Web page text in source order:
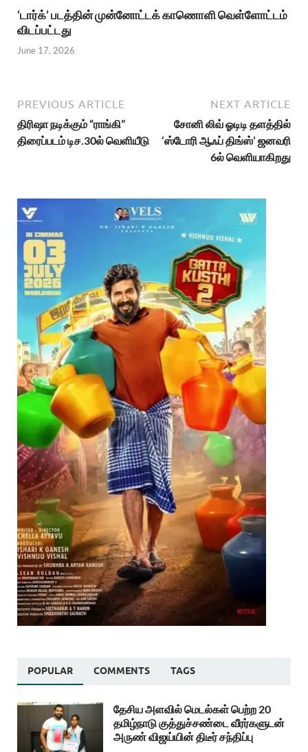
‘டார்க்’ படத்தின் முன்னோட்டக் காணொளி வெள்ளோட்டம்
விடப்பட்டது
June 17, 2026
PREVIOUS ARTICLE
திரிஷா நடிக்கும் “ராங்கி”
திரைப்படம் டிச.30ல் வெளியீடு
NEXT ARTICLE
சோனி லிவ் ஓடிடி தளத்தில்
‘ஸ்டோரி ஆஃப் திங்ஸ்’ ஜனவரி
6ல் வெளியாகிறது
POPULAR COMMENTS TAGS
தேசிய அளவில் மெடல்கள் பெற்ற 20
தமிழ்நாடு குத்துச்சண்டை வீரர்களுடன்
அருண் விஜய்யின் திடீர் சந்திப்பு